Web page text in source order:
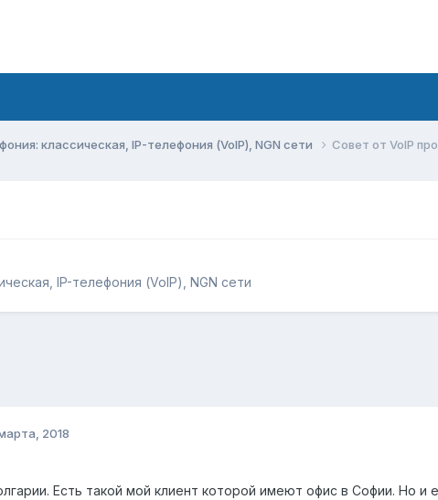
классическая, IP-телефония (VoIP), NGN сети Совет от VoIP
IP-телефония (VoIP), NGN сети
2018
Есть такой мой клиент которой имеют офис в Софии. Но